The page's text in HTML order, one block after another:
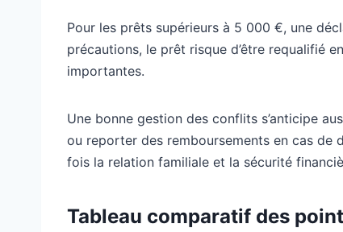
Pour les prêts supérieurs à 5 000 €, une
précautions, le prêt risque d’être requalifié
importantes.
Une bonne gestion des conflits s’anticipe
ou reporter des remboursements en cas de
fois la relation familiale et la sécurité
Tableau comparatif des